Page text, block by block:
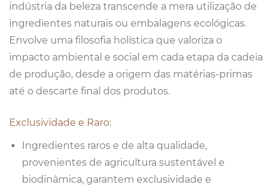
indústria da beleza transcende a mera utilização de
ingredientes naturais ou embalagens ecológicas.
Envolve uma filosofia holística que valoriza o
impacto ambiental e social em cada etapa da cadeia
de produção, desde a origem das matérias-primas
até o descarte final dos produtos.
Exclusividade e Raro:
Ingredientes raros e de alta qualidade,
provenientes de agricultura sustentável e
biodinâmica, garantem exclusividade e